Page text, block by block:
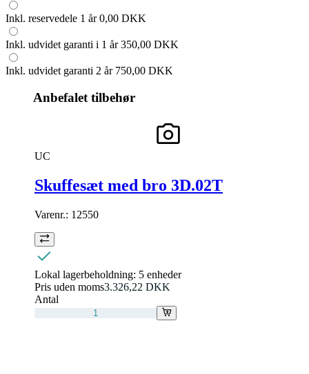
Inkl. reservedele 1 år0,00 DKK
Inkl. udvidet garanti i 1 år350,00 DKK
Inkl. udvidet garanti 2 år 750,00 DKK
Anbefalet tilbehør
UC
Skuffesæt med bro 3D.02T
Varenr.: 12550
Lokal lagerbeholdning: 5 enheder
Pris uden moms3.326,22 DKK
Antal